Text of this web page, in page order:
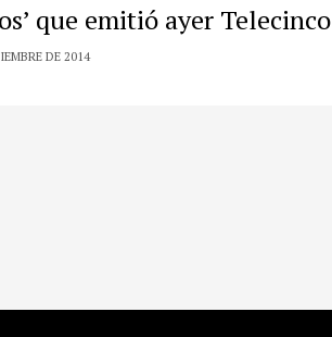
que emitió ayer Telecinco
DE 2014